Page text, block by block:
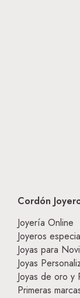
Cordón
Joyería Online
Joyeros
Joyas para
Joyas
Joyas de oro y
Primeras